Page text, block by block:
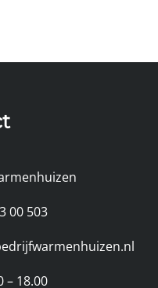
00 503
– 18.00